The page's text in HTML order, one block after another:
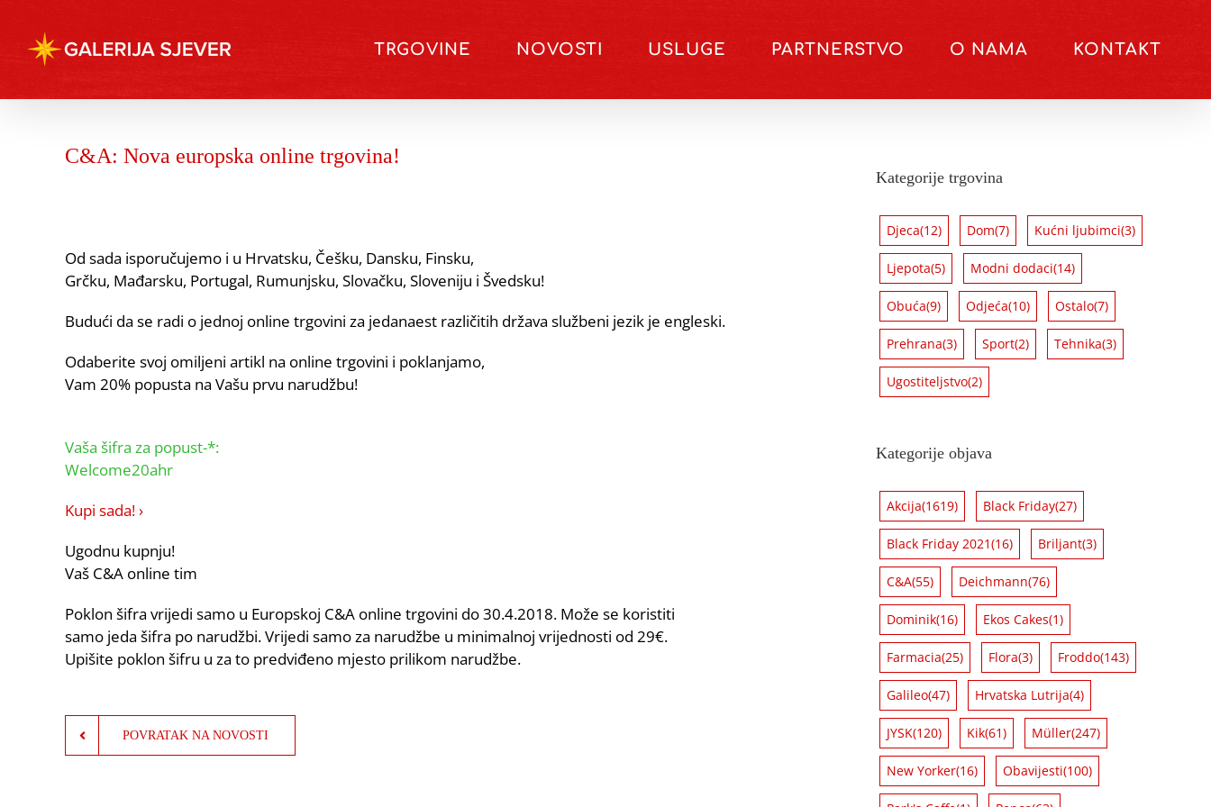
content
TRGOVINE NOVOSTI USLUGE PARTNERSTVO O NAMA KONTAKT
C&A: Nova europska online trgovina!
Od sada isporučujemo i u Hrvatsku, Češku, Dansku, Finsku,
Grčku, Mađarsku, Portugal, Rumunjsku, Slovačku, Sloveniju i Švedsku!
Budući da se radi o jednoj online trgovini za jedanaest različitih država službeni jezik je engleski.
Odaberite svoj omiljeni artikl na online trgovini i poklanjamo,
Vam 20% popusta na Vašu prvu narudžbu!
Vaša šifra za popust-*:
Welcome20ahr
Kupi sada! ›
Ugodnu kupnju!
Vaš C&A online tim
Poklon šifra vrijedi samo u Europskoj C&A online trgovini do 30.4.2018. Može se koristiti
samo jeda šifra po narudžbi. Vrijedi samo za narudžbe u minimalnoj vrijednosti od 29€.
Upišite poklon šifru u za to predviđeno mjesto prilikom narudžbe.
POVRATAK NA NOVOSTI
Kategorije trgovina
Djeca(12) Dom(7) Kućni ljubimci(3)
Ljepota(5) Modni dodaci(14)
Obuća(9) Odjeća(10) Ostalo(7)
Prehrana(3) Sport(2) Tehnika(3)
Ugostiteljstvo(2)
Kategorije objava
Akcija(1619) Black Friday(27)
Black Friday 2021(16) Briljant(3)
C&A(55) Deichmann(76)
Dominik(16) Ekos Cakes(1)
Farmacia(25) Flora(3) Froddo(143)
Galileo(47) Hrvatska Lutrija(4)
JYSK(120) Kik(61) Müller(247)
New Yorker(16) Obavijesti(100)